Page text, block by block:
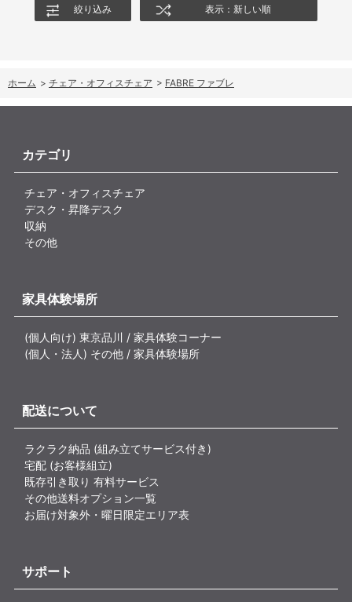
絞り込み 表示：新しい順
ホーム > チェア・オフィスチェア > FABRE ファブレ
カテゴリ
チェア・オフィスチェア
デスク・昇降デスク
収納
その他
家具体験場所
(個人向け) 東京品川 / 家具体験コーナー
(個人・法人) その他 / 家具体験場所
配送について
ラクラク納品 (組み立てサービス付き)
宅配 (お客様組立)
既存引き取り 有料サービス
その他送料オプション一覧
お届け対象外・曜日限定エリア表
サポート